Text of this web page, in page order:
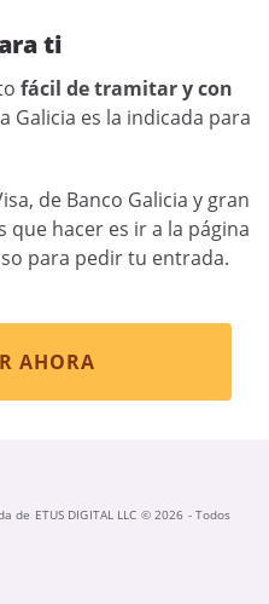
ti
fácil de tramitar y con
Galicia es la indicada para
de Banco Galicia y gran
hacer es ir a la página
para pedir tu entrada.
AHORA
ETUS DIGITAL LLC © 2026 - Todos